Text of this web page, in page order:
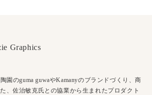
Graphics
園のguma guwaやKamanyのブランドづくり、商
、佐治敏克氏との協業から生まれたプロダクト